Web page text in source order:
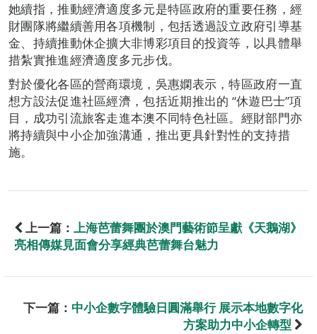
她續指，推動經濟適度多元是特區政府的重要任務，經
財團隊將繼續善用各項機制，包括透過設立政府引導基
金、持續推動休企擴大非博彩項目的投資等，以具體舉
措紮實推進經濟適度多元步伐。
對於優化各區的營商環境，吳惠嫻表示，特區政府一直
想方設法促進社區經濟，包括近期推出的 “休遊巴士”項
目，成功引流旅客走進本澳不同特色社區。經財部門亦
將持續與中小企加強溝通，推出更具針對性的支持措
施。
上一篇： 上海芭蕾舞團於澳門藝術節呈獻《天鵝湖》
亮相傳媒見面會分享經典芭蕾舞台魅力
下一篇： 中小企數字體驗日圓滿舉行 展示本地數字化
方案助力中小企轉型